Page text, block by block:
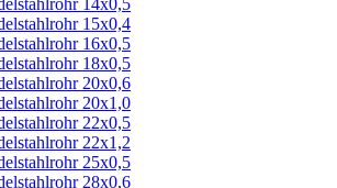
15x0,4
16x0,5
18x0,5
20x0,6
20x1,0
22x0,5
22x1,2
25x0,5
28x0,6